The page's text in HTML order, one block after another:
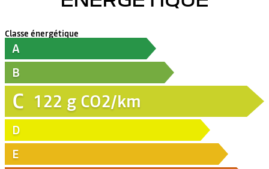
Classe énergétique
A
B
C 122 g CO2/km
D
E